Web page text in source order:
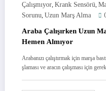
Çalışmıyor Krank Sensörü
Sorunu Uzun Marş Alma
Araba Çalışırken Uzun
Hemen Almıyor
Arabanızı çalıştırmak için marşa
şlaması ve aracın çalışması için